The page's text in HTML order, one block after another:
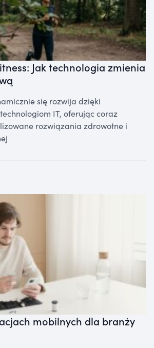
Jak technologia zmienia
się rozwija dzięki
IT, oferując coraz
rozwiązania zdrowotne i
mobilnych dla branży